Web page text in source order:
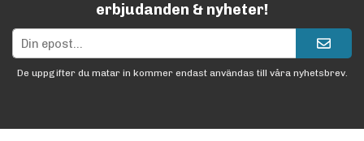
erbjudanden & nyheter!
De uppgifter du matar in kommer endast användas till våra nyhetsbrev.